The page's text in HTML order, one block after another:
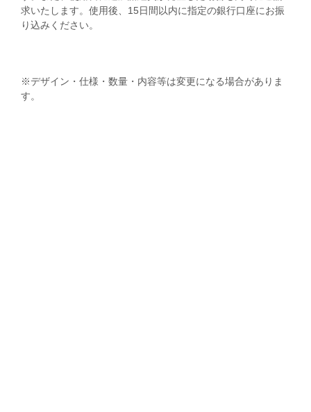
求いたします。使用後、15日間以内に指定の銀行口座にお振
り込みください。
※デザイン・仕様・数量・内容等は変更になる場合がありま
す。